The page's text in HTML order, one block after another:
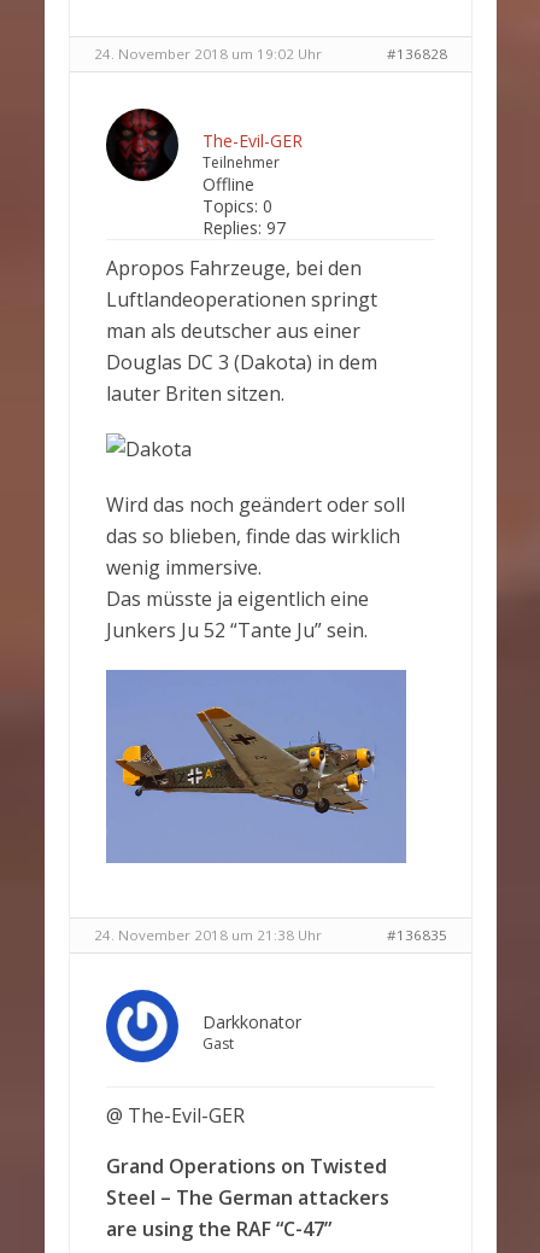
24. November 2018 um 19:02 Uhr #136828
The-Evil-GER
Teilnehmer
Offline
Topics: 0
Replies: 97
Apropos Fahrzeuge, bei den
Luftlandeoperationen springt
man als deutscher aus einer
Douglas DC 3 (Dakota) in dem
lauter Briten sitzen.
Wird das noch geändert oder soll
das so blieben, finde das wirklich
wenig immersive.
Das müsste ja eigentlich eine
Junkers Ju 52 “Tante Ju” sein.
24. November 2018 um 21:38 Uhr #136835
Darkkonator
Gast
@ The-Evil-GER
Grand Operations on Twisted
Steel – The German attackers
are using the RAF “C-47”